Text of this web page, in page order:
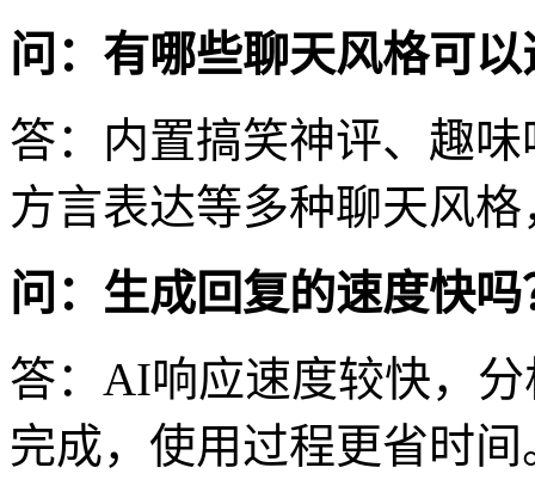
问：有哪些聊天风格可
答：内置搞笑神评、趣
方言表达等多种聊天风
问：生成回复的速度快吗
答：AI响应速度较快，
完成，使用过程更省时间